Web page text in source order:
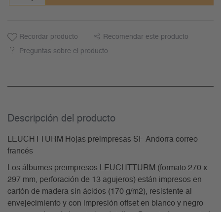
Recordar producto Recomendar este producto
Preguntas sobre el producto
Descripción del producto
LEUCHTTURM Hojas preimpresas SF Andorra correo
francés
Los álbumes preimpresos LEUCHTTURM (formato 270 x
297 mm, perforación de 13 agujeros) están impresos en
cartón de madera sin ácidos (170 g/m2), resistente al
envejecimiento y con impresión offset en blanco y negro